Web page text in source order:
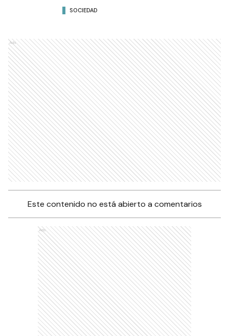
SOCIEDAD
Ads
Este contenido no está abierto a comentarios
Ads